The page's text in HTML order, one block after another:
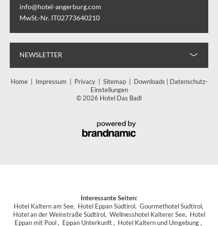
info@hotel-angerburg.com
MwSt.-Nr. IT02773640210
NEWSLETTER
Home| Impressum Privacy| Sitemap| Downloads
Datenschutz-
Einstellungen
© 2026 Hotel Das Badl
Interessante Seiten:
Hotel Kaltern am See, Hotel Eppan Südtirol , Gourmethotel Südtirol ,
Hotel an der Weinstraße Südtirol , Wellnesshotel Kalterer See, Hotel
Eppan mit Pool , Eppan Unterkunft , Hotel Kaltern und Umgebung ,